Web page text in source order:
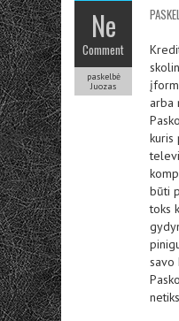
Ne
Comment
paskelbė
Juozas
arba
kuris
būti
toks
savo